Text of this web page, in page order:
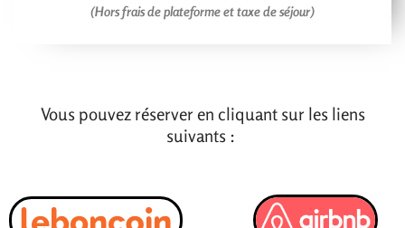
(Hors frais de plateforme et taxe de séjour)
Vous pouvez réserver en cliquant sur les liens
suivants :